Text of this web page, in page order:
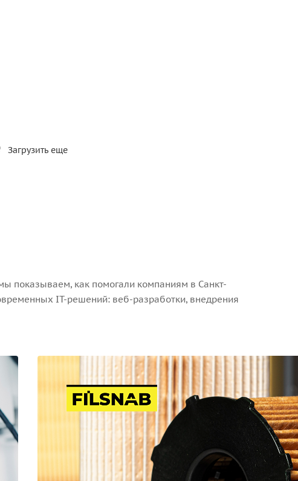
Загрузить еще
показываем, как помогали компаниям в Санкт-
IT-решений: веб-разработки, внедрения